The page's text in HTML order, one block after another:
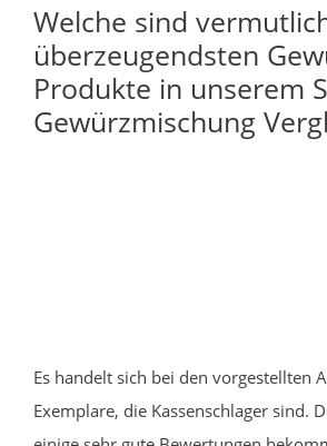
Welche sind
überzeugendsten
Produkte in unserem
Gewürzmischung
Es handelt sich bei den vorgestellten
Exemplare, die Kassenschlager sind.